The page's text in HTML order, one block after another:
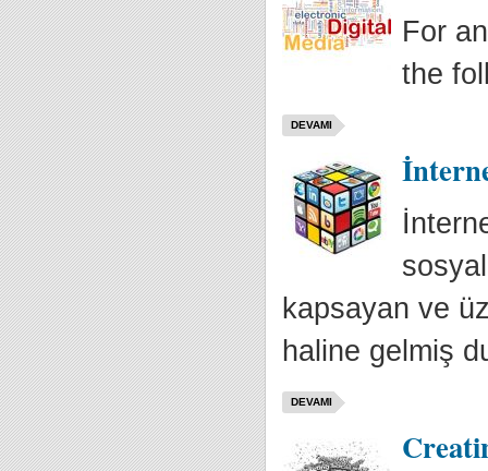
For
the
DEVAMI
kapsayan ve
haline gelmiş
DEVAMI